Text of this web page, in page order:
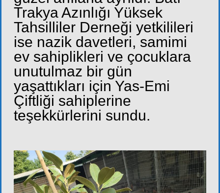
Trakya Azınlığı Yüksek
Tahsilliler Derneği yetkilileri
ise nazik davetleri, samimi
ev sahiplikleri ve çocuklara
unutulmaz bir gün
yaşattıkları için Yas-Emi
Çiftliği sahiplerine
teşekkürlerini sundu.